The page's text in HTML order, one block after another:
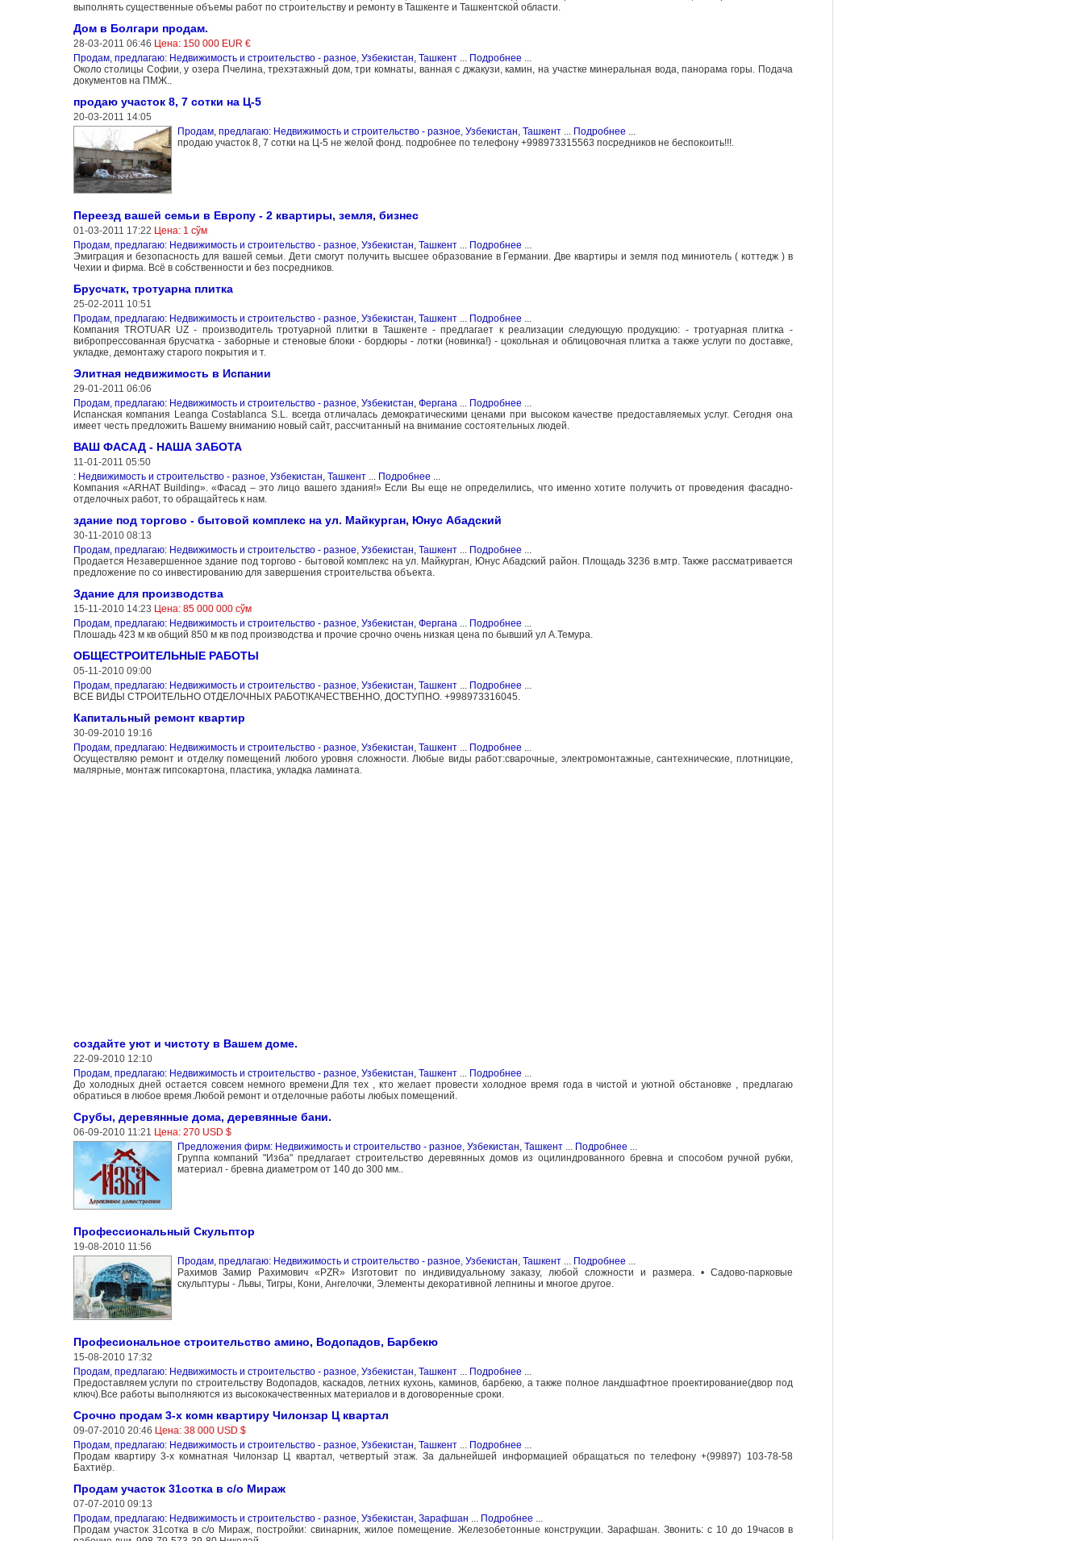
выполнять существенные объемы работ по строительству и ремонту в Ташкенте и Ташкентской области.
Дом в Болгари продам.
28-03-2011 06:46 Цена: 150 000 EUR €
Продам, предлагаю: Недвижимость и строительство - разное, Узбекистан, Ташкент... Подробнее ...
Около столицы Софии, у озера Пчелина, трехэтажный дом, три комнаты, ванная с джакузи, камин, на участке минеральная вода, панорама горы. Подача
документов на ПМЖ..
продаю участок 8, 7 сотки на Ц-5
20-03-2011 14:05
Продам, предлагаю: Недвижимость и строительство - разное, Узбекистан, Ташкент... Подробнее ...
продаю участок 8, 7 сотки на Ц-5 не желой фонд. подробнее по телефону +998973315563 посредников не беспокоить!!!.
Переезд вашей семьи в Европу - 2 квартиры, земля, бизнес
01-03-2011 17:22 Цена: 1 сўм
Продам, предлагаю: Недвижимость и строительство - разное, Узбекистан, Ташкент... Подробнее ...
Эмиграция и безопасность для вашей семьи. Дети смогут получить высшее образование в Германии. Две квартиры и земля под миниотель ( коттедж ) в
Чехии и фирма. Всё в собственности и без посредников.
Брусчатк, тротуарна плитка
25-02-2011 10:51
Продам, предлагаю: Недвижимость и строительство - разное, Узбекистан, Ташкент... Подробнее ...
Компания TROTUAR UZ - производитель тротуарной плитки в Ташкенте - предлагает к реализации следующую продукцию: - тротуарная плитка -
вибропрессованная брусчатка - заборные и стеновые блоки - бордюры - лотки (новинка!) - цокольная и облицовочная плитка а также услуги по доставке,
укладке, демонтажу старого покрытия и т.
Элитная недвижимость в Испании
29-01-2011 06:06
Продам, предлагаю: Недвижимость и строительство - разное, Узбекистан, Фергана... Подробнее ...
Испанская компания Leanga Costablanca S.L. всегда отличалась демократическими ценами при высоком качестве предоставляемых услуг. Сегодня она
имеет честь предложить Вашему вниманию новый сайт, рассчитанный на внимание состоятельных людей.
ВАШ ФАСАД - НАША ЗАБОТА
11-01-2011 05:50
: Недвижимость и строительство - разное, Узбекистан, Ташкент... Подробнее ...
Компания «ARHAT Building». «Фасад – это лицо вашего здания!» Если Вы еще не определились, что именно хотите получить от проведения фасадно-
отделочных работ, то обращайтесь к нам.
здание под торгово - бытовой комплекс на ул. Майкурган, Юнус Абадский
30-11-2010 08:13
Продам, предлагаю: Недвижимость и строительство - разное, Узбекистан, Ташкент... Подробнее ...
Продается Незавершенное здание под торгово - бытовой комплекс на ул. Майкурган, Юнус Абадский район. Площадь 3236 в.мтр. Также рассматривается
предложение по со инвестированию для завершения строительства объекта.
Здание для производства
15-11-2010 14:23 Цена: 85 000 000 сўм
Продам, предлагаю: Недвижимость и строительство - разное, Узбекистан, Фергана... Подробнее ...
Плошадь 423 м кв общий 850 м кв под производства и прочие срочно очень низкая цена по бывший ул А.Темура.
ОБЩЕСТРОИТЕЛЬНЫЕ РАБОТЫ
05-11-2010 09:00
Продам, предлагаю: Недвижимость и строительство - разное, Узбекистан, Ташкент... Подробнее ...
ВСЕ ВИДЫ СТРОИТЕЛЬНО ОТДЕЛОЧНЫХ РАБОТ!КАЧЕСТВЕННО, ДОСТУПНО. +998973316045.
Капитальный ремонт квартир
30-09-2010 19:16
Продам, предлагаю: Недвижимость и строительство - разное, Узбекистан, Ташкент... Подробнее ...
Осуществляю ремонт и отделку помещений любого уровня сложности. Любые виды работ:сварочные, электромонтажные, сантехнические, плотницкие,
малярные, монтаж гипсокартона, пластика, укладка ламината.
создайте уют и чистоту в Вашем доме.
22-09-2010 12:10
Продам, предлагаю: Недвижимость и строительство - разное, Узбекистан, Ташкент... Подробнее ...
До холодных дней остается совсем немного времени.Для тех , кто желает провести холодное время года в чистой и уютной обстановке , предлагаю
обратиься в любое время.Любой ремонт и отделочные работы любых помещений.
Срубы, деревянные дома, деревянные бани.
06-09-2010 11:21 Цена: 270 USD $
Предложения фирм: Недвижимость и строительство - разное, Узбекистан, Ташкент... Подробнее ...
Группа компаний "Изба" предлагает строительство деревянных домов из оцилиндрованного бревна и способом ручной рубки,
материал - бревна диаметром от 140 до 300 мм..
Профессиональный Скульптор
19-08-2010 11:56
Продам, предлагаю: Недвижимость и строительство - разное, Узбекистан, Ташкент... Подробнее ...
Рахимов Замир Рахимович «PZR» Изготовит по индивидуальному заказу, любой сложности и размера. • Садово-парковые
скульптуры - Львы, Тигры, Кони, Ангелочки, Элементы декоративной лепнины и многое другое.
Професиональное строительство амино, Водопадов, Барбекю
15-08-2010 17:32
Продам, предлагаю: Недвижимость и строительство - разное Узбекистан, Ташкент... Подробнее
Предоставляем услуги по строительству Водопадов, каскадов, летних кухонь, каминов, барбекю, а также полное ландшафтное проектирование(двор под
ключ).Все работы выполняются из высококачественных материалов и в договоренные сроки.
Срочно продам 3-х комн квартиру Чилонзар Ц квартал
09-07-2010 20:46 Цена: 38 000 USD $
Продам, предлагаю: Недвижимость и строительство - разное Узбекистан, Ташкент... Подробнее
Продам квартиру 3-х комнатная Чилонзар Ц квартал, четвертый этаж. За дальнейшей информацией обращаться по телефону +(99897) 103-78-58
Бахтиёр.
Продам участок 31сотка в с/о Мираж
07-07-2010 09:13
Продам, предлагаю: Недвижимость и строительство - разное Узбекистан, Зарафшан Подробнее
Продам участок 31сотка в с/о Мираж, постройки: свинарник, жилое помещение. Железобетонные конструкции. Зарафшан. Звонить: с 10 до 19часов в